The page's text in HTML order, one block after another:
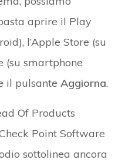
aprire il Play
l’Apple Store (su
(su smartphone
il pulsante Aggiorna.
Of Products
Point Software
sottolinea ancora